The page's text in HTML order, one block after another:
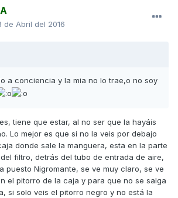
de Abril del 2016
a conciencia y la mia no lo trae,o no soy
tiene que estar, al no ser que la hayáis
Lo mejor es que si no la veis por debajo
donde sale la manguera, esta en la parte
filtro, detrás del tubo de entrada de aire,
puesto Nigromante, se ve muy claro, se ve
el pitorro de la caja y para que no se salga
si solo veis el pitorro negro y no está la